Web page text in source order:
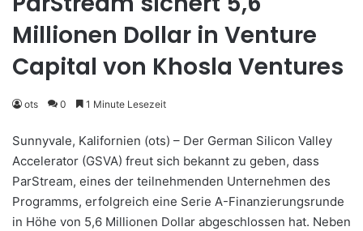
Millionen Dollar in Venture
Capital von Khosla Ventures
ots 0 1 Minute Lesezeit
Sunnyvale, Kalifornien (ots) – Der German Silicon Valley
Accelerator (GSVA) freut sich bekannt zu geben, dass
ParStream, eines der teilnehmenden Unternehmen des
Programms, erfolgreich eine Serie A-Finanzierungsrunde
in Höhe von 5,6 Millionen Dollar abgeschlossen hat. Neben